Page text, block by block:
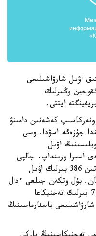
اۋىل شارۋاشىلىعى
وڭىرلىك
ايتتى.
-جىلعا اگروونەركاسىپ كەشەنىن دامىتۋ
جۇزەگە اسۋدا. وسى
وبلىسىنىڭ اۋىل
اسىرا ورىنداپ، جالپى
سوماسى 5,3 ميلليارد تەڭگەدەن اساتىن 386 بىرلىك اۋىل
بۇل وتكەن جىلعى ءدال
وسىنداي مەرزىممەن سالىستىرعاندا 72 بىرلىك تەحنيكاعا
باسقارماسىنىڭ